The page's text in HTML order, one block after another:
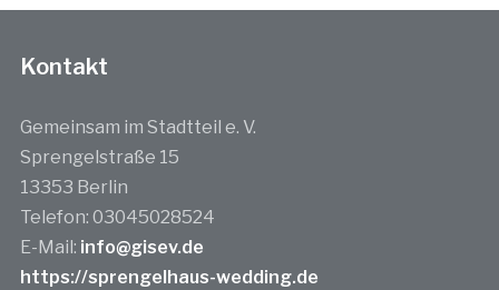
Kontakt
Gemeinsam im Stadtteil e. V.
Sprengelstraße 15
13353 Berlin
Telefon: 03045028524
E-Mail: info@gisev.de
https://sprengelhaus-wedding.de